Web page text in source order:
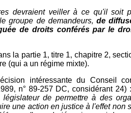
devraient veiller à ce qu'il soit
groupe de demandeurs,de
de droits conférés par le
la partie 1, titre 1, chapitre 2,
(qui a un régime mixte).
intéressante du Conseil
n° 89-257 DC, considérant
de permettre à des
une action en justice à l'effet non